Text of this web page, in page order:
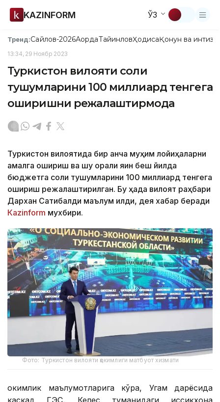
KAZINFORM ЎЗ
Тренд:Сайлов-2026АқордаТайинловҲодисаҚонун ва
13:34, 29 Ноябр 2023
Туркистон вилояти солиқ
тушумларини 100 миллиард тенгега
оширишни режалаштирмоқда
Туркистон вилоятида бир қанча муҳим лойиҳаларни
амалга ошириш ва шу орқали яқин беш йилда
бюджетга солиқ тушумларини 100 миллиард тенгега
ошириш режалаштирилган. Бу ҳақда вилоят раҳбари
Дархан Сатибалди маълум қилди, дея хабар беради
Кazinform мухбири.
Фото: Туркистон вилояти ҳокимлиги матбуот хизмати
Ҳокимлик маълумотларига кўра, Угам дарёсида